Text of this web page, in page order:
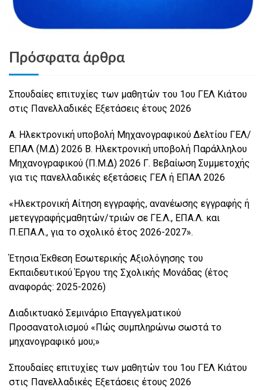
Πρόσφατα άρθρα
Σπουδαίες επιτυχίες των μαθητών του 1ου ΓΕΛ Κιάτου
στις Πανελλαδικές Εξετάσεις έτους 2026
Α. Ηλεκτρονική υποβολή Μηχανογραφικού Δελτίου ΓΕΛ/
ΕΠΑΛ (Μ.Δ) 2026 Β. Ηλεκτρονική υποβολή Παράλληλου
Μηχανογραφικού (Π.Μ.Δ) 2026 Γ. Βεβαίωση Συμμετοχής
για τις πανελλαδικές εξετάσεις ΓΕΛ ή ΕΠΑΛ 2026
«Ηλεκτρονική Αίτηση εγγραφής, ανανέωσης εγγραφής ή
μετεγγραφήςμαθητών/τριών σε ΓΕ.Λ., ΕΠΑ.Λ. και
Π.ΕΠΑ.Λ., για το σχολικό έτος 2026-2027».
Έτησια Έκθεση Εσωτερικής Αξιολόγησης του
Εκπαιδευτικού Έργου της Σχολικής Μονάδας (έτος
αναφοράς: 2025-2026)
Διαδικτυακό Σεμινάριο Επαγγελματικού
Προσανατολισμού «Πώς συμπληρώνω σωστά το
μηχανογραφικό μου;»
Σπουδαίες επιτυχίες των μαθητών του 1ου ΓΕΛ Κιάτου
στις Πανελλαδικές Εξετάσεις έτους 2026